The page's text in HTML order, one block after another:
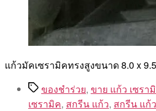
แก้วมัคเซรามิคทรงสูงขนาด 8.0 x
Tagsของชำร่วย, ขาย แก้ว เซรา
เซรามิค, สกรีน แก้ว, สกรีน แก้